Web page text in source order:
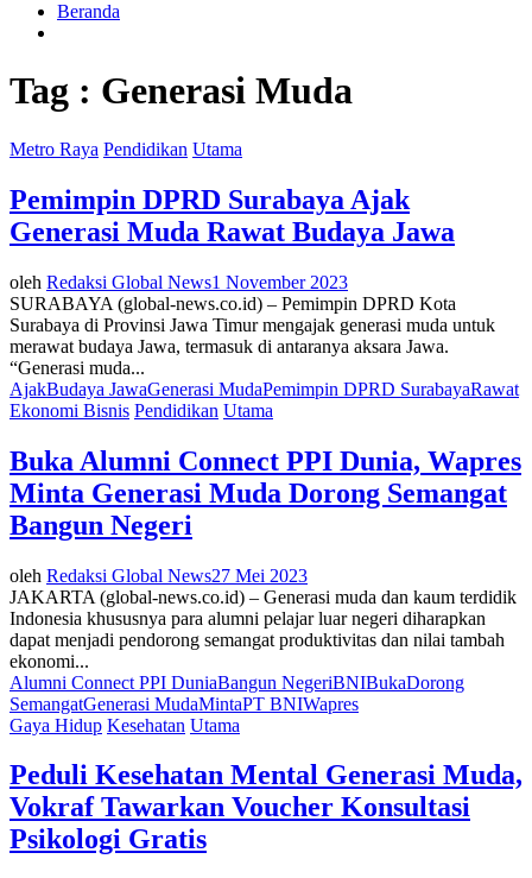
Beranda
Tag : Generasi Muda
Metro Raya Pendidikan Utama
Pemimpin DPRD Surabaya Ajak
Generasi Muda Rawat Budaya Jawa
oleh Redaksi Global News1 November 2023
SURABAYA (global-news.co.id) – Pemimpin DPRD Kota
Surabaya di Provinsi Jawa Timur mengajak generasi muda untuk
merawat budaya Jawa, termasuk di antaranya aksara Jawa.
“Generasi muda...
AjakBudaya JawaGenerasi MudaPemimpin DPRD SurabayaRawat
Ekonomi Bisnis Pendidikan Utama
Buka Alumni Connect PPI Dunia, Wapres
Minta Generasi Muda Dorong Semangat
Bangun Negeri
oleh Redaksi Global News27 Mei 2023
JAKARTA (global-news.co.id) – Generasi muda dan kaum terdidik
Indonesia khususnya para alumni pelajar luar negeri diharapkan
dapat menjadi pendorong semangat produktivitas dan nilai tambah
ekonomi...
Alumni Connect PPI DuniaBangun NegeriBNIBukaDorong
SemangatGenerasi MudaMintaPT BNIWapres
Gaya Hidup Kesehatan Utama
Peduli Kesehatan Mental Generasi Muda,
Vokraf Tawarkan Voucher Konsultasi
Psikologi Gratis